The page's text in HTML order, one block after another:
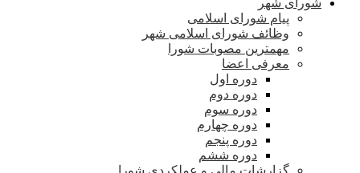
پیام شورای اسلامی
وظائف شورای اسلامی شهر
مهمترین مصوبات شورا
معرفی اعضا
دوره اول
دوره دوم
دوره سوم
دوره چهارم
دوره پنجم
دوره ششم
گزارشات مالی و عملکردی شورا